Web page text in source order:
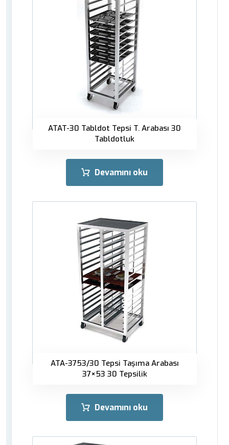
ATAT-30 Tabldot Tepsi T. Arabası 30
Tabldotluk
Devamını oku
ATA-3753/30 Tepsi Taşıma Arabası
37×53 30 Tepsilik
Devamını oku